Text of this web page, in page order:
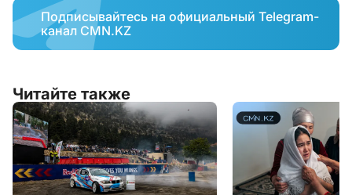
Подписывайтесь на официальный Telegram-
канал CMN.KZ
Читайте также